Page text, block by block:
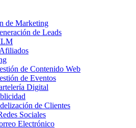
de Marketing
de Leads
de Contenido Web
de Eventos
Digital
de Clientes
Sociales
Electrónico